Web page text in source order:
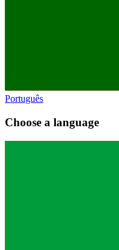
Português
Choose a language